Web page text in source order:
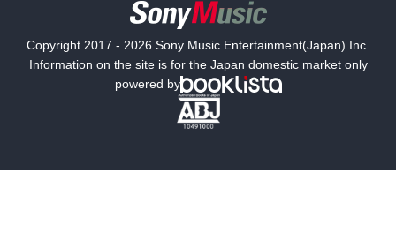
海外小説
ミステリー SF
文学
Copyright 2017 - 2026 Sony Music Entertainment(Japan) Inc.
Information on the site is for the Japan domestic market only
powered by